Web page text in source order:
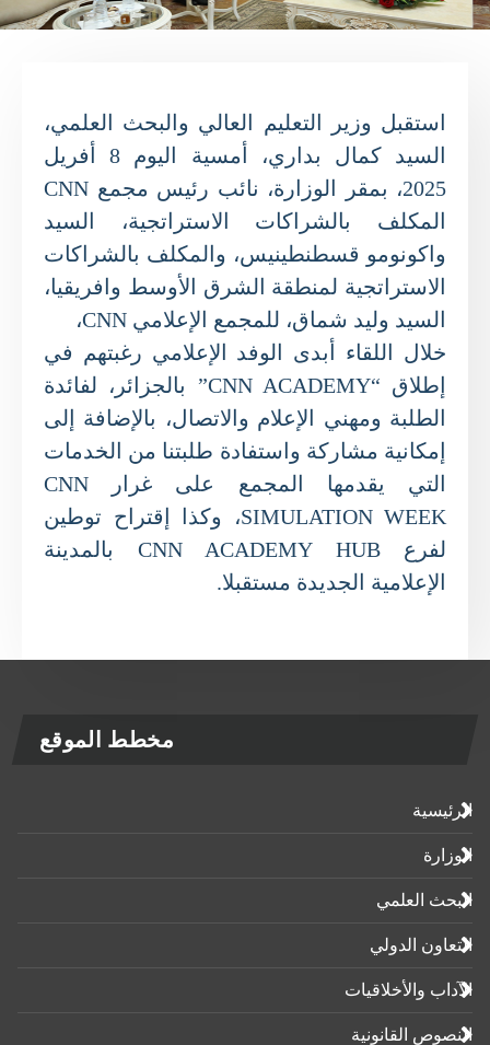
استقبل وزير التعليم العالي والبحث العلمي،
السيد كمال بداري، أمسية اليوم 8 أفريل
2025، بمقر الوزارة، نائب رئيس مجمع CNN
المكلف بالشراكات الاستراتجية، السيد
واكونومو قسطنطينيس، والمكلف بالشراكات
الاستراتجية لمنطقة الشرق الأوسط وافريقيا،
السيد وليد شماق، للمجمع الإعلامي CNN،
خلال اللقاء أبدى الوفد الإعلامي رغبتهم في
إطلاق “CNN ACADEMY” بالجزائر، لفائدة
الطلبة ومهني الإعلام والاتصال، بالإضافة إلى
إمكانية مشاركة واستفادة طلبتنا من الخدمات
التي يقدمها المجمع على غرار CNN
SIMULATION WEEK، وكذا إقتراح توطين
لفرع CNN ACADEMY HUB بالمدينة
الإعلامية الجديدة مستقبلا.
مخطط الموقع
الرئيسية
الوزارة
البحث العلمي
التعاون الدولي
الآداب واﻷخلاقيات
النصوص القانونية